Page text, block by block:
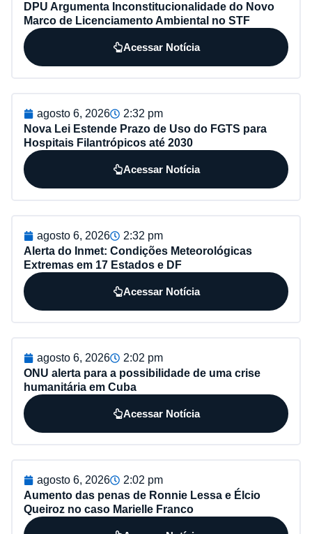
DPU Argumenta Inconstitucionalidade do Novo
Marco de Licenciamento Ambiental no STF
Acessar Notícia
agosto 6, 2026
2:32 pm
Nova Lei Estende Prazo de Uso do FGTS para
Hospitais Filantrópicos até 2030
Acessar Notícia
agosto 6, 2026
2:32 pm
Alerta do Inmet: Condições Meteorológicas
Extremas em 17 Estados e DF
Acessar Notícia
agosto 6, 2026
2:02 pm
ONU alerta para a possibilidade de uma crise
humanitária em Cuba
Acessar Notícia
agosto 6, 2026
2:02 pm
Aumento das penas de Ronnie Lessa e Élcio
Queiroz no caso Marielle Franco